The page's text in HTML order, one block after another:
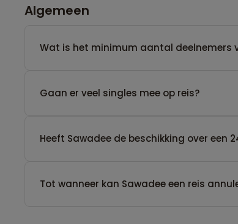
Algemeen
Wat is het minimum aantal deelnemers
Gaan er veel singles mee op reis?
Heeft Sawadee de beschikking over een
Tot wanneer kan Sawadee een reis